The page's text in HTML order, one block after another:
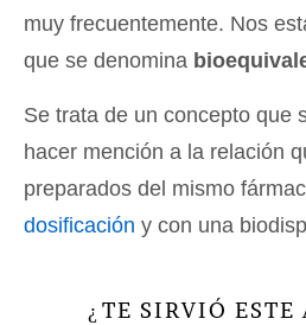
muy frecuentemente. Nos
que se denomina
Se trata de un concepto que
hacer mención a la relación
preparados del mismo
dosificación y con una
¿ TE SIRVIÓ ESTE